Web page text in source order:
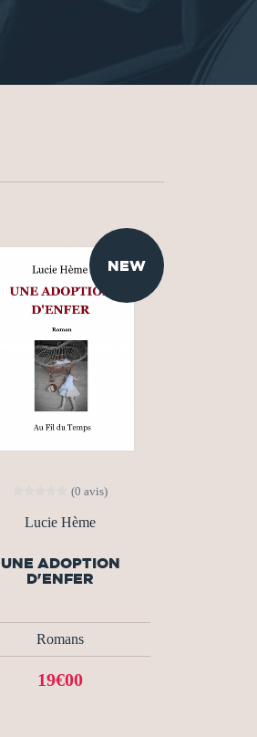
NEW
(0 avis)
Lucie Hème
UNE ADOPTION
D'ENFER
Romans
19€00